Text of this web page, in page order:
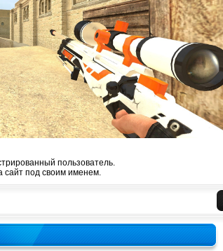
пользователь.
сайт под своим именем.